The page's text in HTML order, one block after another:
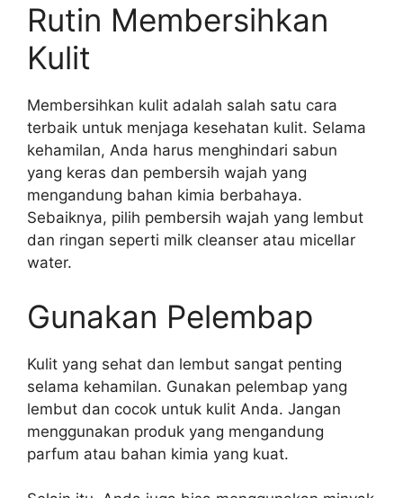
Rutin Membersihkan
Kulit
Membersihkan kulit adalah salah satu cara
terbaik untuk menjaga kesehatan kulit. Selama
kehamilan, Anda harus menghindari sabun
yang keras dan pembersih wajah yang
mengandung bahan kimia berbahaya.
Sebaiknya, pilih pembersih wajah yang lembut
dan ringan seperti milk cleanser atau micellar
water.
Gunakan Pelembap
Kulit yang sehat dan lembut sangat penting
selama kehamilan. Gunakan pelembap yang
lembut dan cocok untuk kulit Anda. Jangan
menggunakan produk yang mengandung
parfum atau bahan kimia yang kuat.